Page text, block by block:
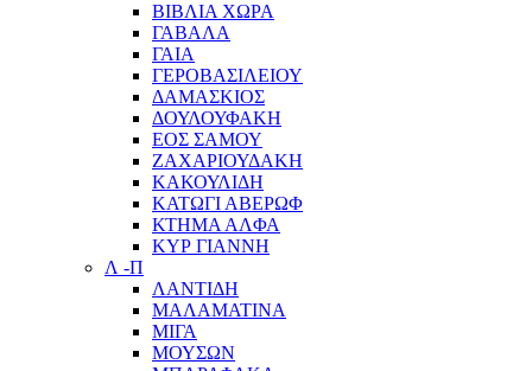
ΒΙΒΛΙΑ ΧΩΡΑ
ΓΑΒΑΛΑ
ΓΑΙΑ
ΓΕΡΟΒΑΣΙΛΕΙΟΥ
ΔΑΜΑΣΚΙΟΣ
ΔΟΥΛΟΥΦΑΚΗ
ΕΟΣ ΣΑΜΟΥ
ΖΑΧΑΡΙΟΥΔΑΚΗ
ΚΑΚΟΥΛΙΔΗ
ΚΑΤΩΓΙ ΑΒΕΡΩΦ
ΚΤΗΜΑ ΑΛΦΑ
ΚΥΡ ΓΙΑΝΝΗ
Λ -Π
ΛΑΝΤΙΔΗ
ΜΑΛΑΜΑΤΙΝΑ
ΜΙΓΑ
ΜΟΥΣΩΝ